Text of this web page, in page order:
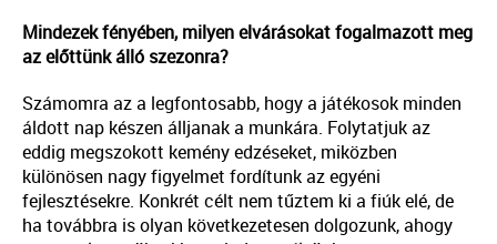
Mindezek fényében, milyen elvárásokat fogalmazott meg
az előttünk álló szezonra?
Számomra az a legfontosabb, hogy a játékosok minden
áldott nap készen álljanak a munkára. Folytatjuk az
eddig megszokott kemény edzéseket, miközben
különösen nagy figyelmet fordítunk az egyéni
fejlesztésekre. Konkrét célt nem tűztem ki a fiúk elé, de
ha továbbra is olyan következetesen dolgozunk, ahogy